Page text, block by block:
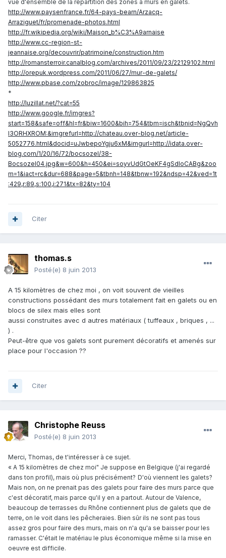
vue d'ensemble de la répartition des zones à murs en galets.
http://www.paysenfrance.fr/64-pays-bearn/Arzacq-
Arraziguet/fr/promenade-photos.html
http://fr.wikipedia.org/wiki/Maison_b%C3%A9arnaise
http://www.cc-region-st-
jeannaise.org/decouvrir/patrimoine/construction.htm
http://romansterroir.canalblog.com/archives/2011/09/23/22129102.html
http://orepuk.wordpress.com/2011/06/27/mur-de-galets/
http://www.pbase.com/zobroc/image/129863825
*
http://luzillat.net/?cat=55
http://www.google.fr/imgres?
start=158&safe=off&hl=fr&biw=1600&bih=754&tbm=isch&tbnid=NgQvh
I3ORHXROM:&imgrefurl=http://chateau.over-blog.net/article-
5052776.html&docid=uJwbepoYgju6xM&imgurl=http://idata.over-
blog.com/1/20/16/72/bocsozel/38-
Bocsozel04.jpg&w=600&h=450&ei=soyvUdGtOeKF4gSdloCABg&zoo
m=1&iact=rc&dur=688&page=5&tbnh=148&tbnw=192&ndsp=42&ved=1t
:429,r:89,s:100,i:271&tx=82&ty=104
Citer
thomas.s
Posté(e) 8 juin 2013
A 15 kilomètres de chez moi , on voit souvent de vieilles
constructions possédant des murs totalement fait en galets ou en
blocs de silex mais elles sont
aussi construites avec d autres matériaux ( tuffeaux , briques , ...
) .
Peut-être que vos galets sont purement décoratifs et amenés sur
place pour l'occasion ??
Citer
Christophe Reuss
Posté(e) 8 juin 2013
Merci, Thomas, de t'intéresser à ce sujet.
« A 15 kilomètres de chez moi" Je suppose en Belgique (j'ai regardé
dans ton profil), mais où plus précisément? D'où viennent les galets?
Mais non, on ne prenait pas des galets pour faire des murs parce que
c'est décoratif, mais parce qu'il y en a partout. Autour de Valence,
beaucoup de terrasses du Rhône contiennent plus de galets que de
terre, on le voit dans les pêcheraies. Bien sûr ils ne sont pas tous
assez gros pour faire des murs, mais on n'a qu'a se baisser pour les
ramasser. C'était le matériau le plus économique même si la mise en
oeuvre est difficile.